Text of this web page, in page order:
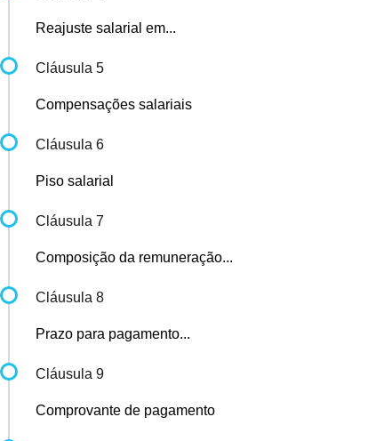
Reajuste salarial em...
Cláusula 5
Compensações salariais
Cláusula 6
Piso salarial
Cláusula 7
Composição da remuneração...
Cláusula 8
Prazo para pagamento...
Cláusula 9
Comprovante de pagamento